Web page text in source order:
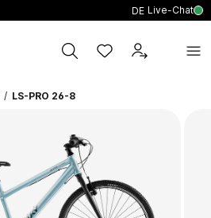
DE Live-Chat
/ LS-PRO 26-8